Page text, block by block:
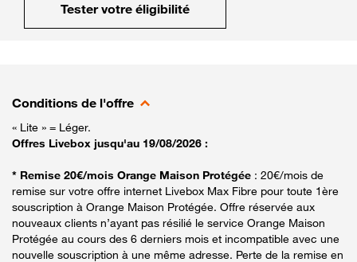
Tester votre éligibilité
Conditions de l'offre
« Lite » = Léger.
Offres Livebox jusqu'au 19/08/2026 :
* Remise 20€/mois Orange Maison Protégée : 20€/mois de
remise sur votre offre internet Livebox Max Fibre pour toute 1ère
souscription à Orange Maison Protégée. Offre réservée aux
nouveaux clients n’ayant pas résilié le service Orange Maison
Protégée au cours des 6 derniers mois et incompatible avec une
nouvelle souscription à une même adresse. Perte de la remise en